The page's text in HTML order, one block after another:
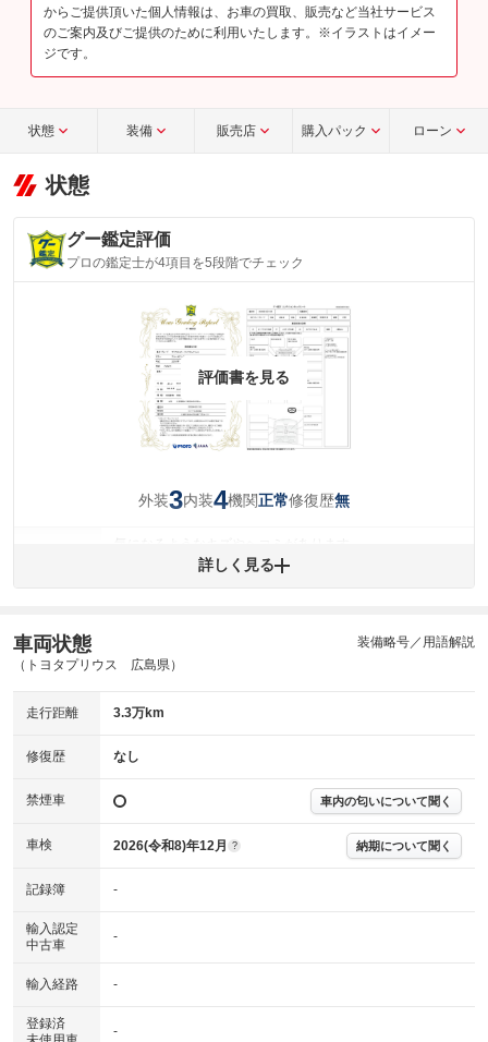
からご提供頂いた個人情報は、お車の買取、販売など当社サービス
のご案内及びご提供のために利用いたします。※イラストはイメー
ジです。
状態 装備 販売店 購入パック ローン
状態
グー鑑定評価
プロの鑑定士が4項目を5段階でチェック
評価書を見る
外装3内装4機関正常修復歴無
キズ・へこみについて問い合わせる
機関 主要機関に不具合はありません。
※グー鑑定は保証サービスではございません。購入時は必ず現車をご確認
下さい。
※実際にお渡しするコンディションチェックシートにつきましては、形式
および表示項目が異なる場合がございます。
す。車両情報等の詳細は各販売店へお問い合わせ下さい。
詳しく見る
車両状態
（トヨタプリウス 広島県）
装備略号／用語解説
走行距離 3.3万km
修復歴 なし
禁煙車 車内の匂いについて聞く
車検 2026(令和8)年12月 ? 納期について聞く
記録簿 -
輸入認定
中古車
-
輸入経路 -
登録済
-